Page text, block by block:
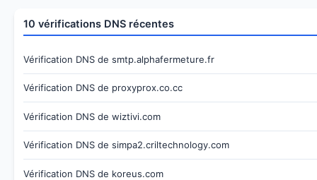
10 vérifications DNS récentes
Vérification DNS de smtp.alphafermeture.fr
Vérification DNS de proxyprox.co.cc
Vérification DNS de wiztivi.com
Vérification DNS de simpa2.criltechnology.com
Vérification DNS de koreus.com